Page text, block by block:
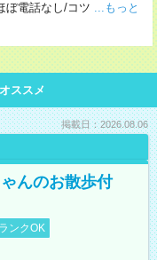
ぼ電話なし/コツ ...もっと
ススメ
掲載日：2026.08.06
んのお散歩付
ンクOK